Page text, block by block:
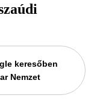
keresőben
Nemzet